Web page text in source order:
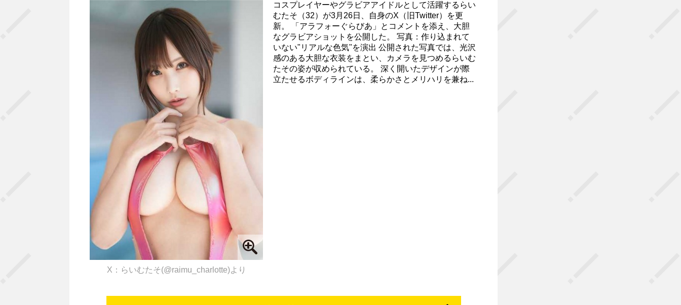
X：らいむたそ(@raimu_charlotte)より
コスプレイヤーやグラビアアイドルとして活躍するらい
むたそ（32）が3月26日、自身のX（旧Twitter）を更
新。 「アラフォーぐらびあ」とコメントを添え、大胆
なグラビアショットを公開した。 写真：作り込まれて
いない"リアルな色気"を演出 公開された写真では、光沢
感のある大胆な衣装をまとい、カメラを見つめるらいむ
たその姿が収められている。 深く開いたデザインが際
立たせるボディラインは、柔らかさとメリハリを兼ね...